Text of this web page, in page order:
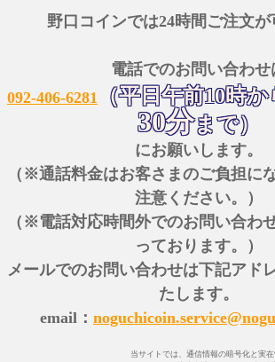
野口コインでは24時間ご注文が
電話でのお問い合わせ
092-406-6281
（平日午前10時
30分まで）
にお願いします。
（※通話料金はお客さまのご負担に
注意ください。）
（※電話対応時間外でのお問い合わ
っております。）
メールでのお問い合わせは下記アド
たします。
email：
当サイトでは、通信情報の暗号化と実